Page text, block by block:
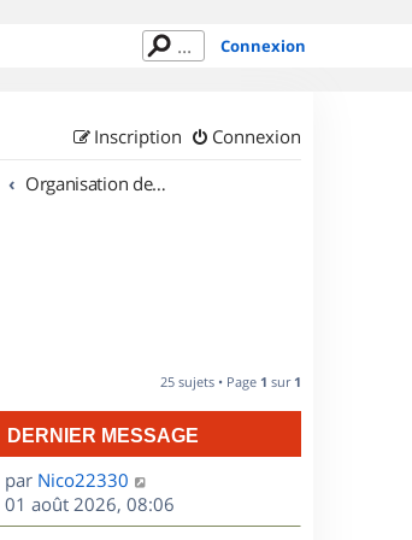
Connexion
Connexion
Inscription
Organisation de sorties en région Bretagne
25 sujets • Page 1 sur 1
DERNIER MESSAGE
D
e
r
par Nico22330
01 août 2026, 08:06